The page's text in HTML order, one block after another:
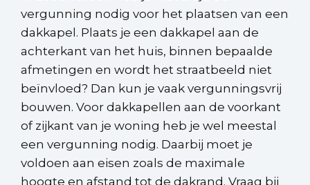
vergunning nodig voor het plaatsen van een
dakkapel. Plaats je een dakkapel aan de
achterkant van het huis, binnen bepaalde
afmetingen en wordt het straatbeeld niet
beïnvloed? Dan kun je vaak vergunningsvrij
bouwen. Voor dakkapellen aan de voorkant
of zijkant van je woning heb je wel meestal
een vergunning nodig. Daarbij moet je
voldoen aan eisen zoals de maximale
hoogte en afstand tot de dakrand. Vraag bij